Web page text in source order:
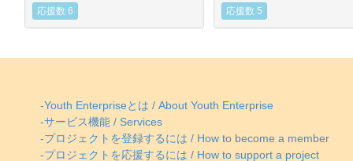
応援数 6 応援数 5
-Youth Enterpriseとは / About Youth Enterprise
-サービス機能 / Services
-プロジェクトを登録するには / How to become a member
-プロジェクトを応援するには / How to support a project